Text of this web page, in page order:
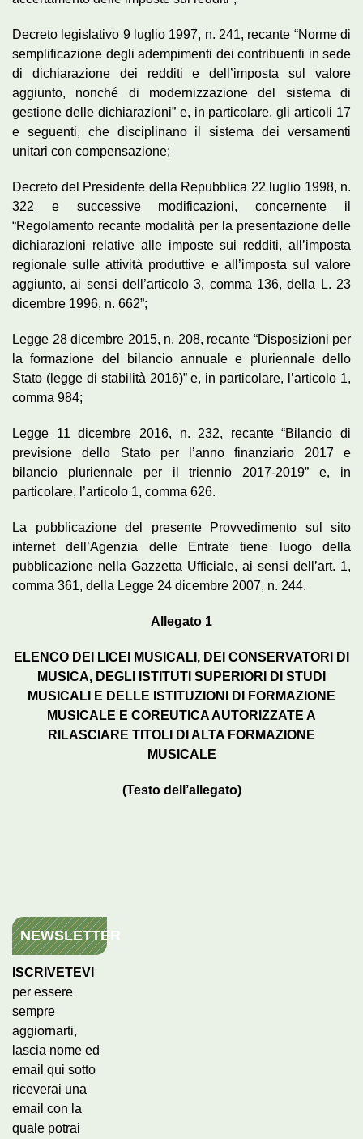
Decreto legislativo 9 luglio 1997, n. 241, recante “Norme di
semplificazione degli adempimenti dei contribuenti in sede
di dichiarazione dei redditi e dell’imposta sul valore
aggiunto, nonché di modernizzazione del sistema di
gestione delle dichiarazioni” e, in particolare, gli articoli 17
e seguenti, che disciplinano il sistema dei versamenti
unitari con compensazione;
Decreto del Presidente della Repubblica 22 luglio 1998, n.
322 e successive modificazioni, concernente il
“Regolamento recante modalità per la presentazione delle
dichiarazioni relative alle imposte sui redditi, all’imposta
regionale sulle attività produttive e all’imposta sul valore
aggiunto, ai sensi dell’articolo 3, comma 136, della L. 23
dicembre 1996, n. 662”;
Legge 28 dicembre 2015, n. 208, recante “Disposizioni per
la formazione del bilancio annuale e pluriennale dello
Stato (legge di stabilità 2016)” e, in particolare, l’articolo 1,
comma 984;
Legge 11 dicembre 2016, n. 232, recante “Bilancio di
previsione dello Stato per l’anno finanziario 2017 e
bilancio pluriennale per il triennio 2017-2019” e, in
particolare, l’articolo 1, comma 626.
La pubblicazione del presente Provvedimento sul sito
internet dell’Agenzia delle Entrate tiene luogo della
pubblicazione nella Gazzetta Ufficiale, ai sensi dell’art. 1,
comma 361, della Legge 24 dicembre 2007, n. 244.
Allegato 1
ELENCO DEI LICEI MUSICALI, DEI CONSERVATORI DI
MUSICA, DEGLI ISTITUTI SUPERIORI DI STUDI
MUSICALI E DELLE ISTITUZIONI DI FORMAZIONE
MUSICALE E COREUTICA AUTORIZZATE A
RILASCIARE TITOLI DI ALTA FORMAZIONE
MUSICALE
(Testo dell’allegato)
NEWSLETTER
ISCRIVETEVI
per essere
sempre
aggiornarti,
lascia nome ed
email qui sotto
riceverai una
email con la
quale potrai